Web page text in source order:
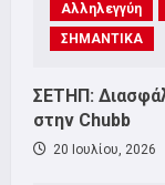
Αλληλεγγύη
ΣΗΜΑΝΤΙΚΑ
ΣΕΤΗΠ:
στην Chubb
20 Ιουλίου, 2026